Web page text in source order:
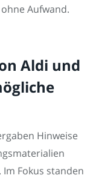
Aufwand.
Aldi und
Hinweise
Im Fokus standen